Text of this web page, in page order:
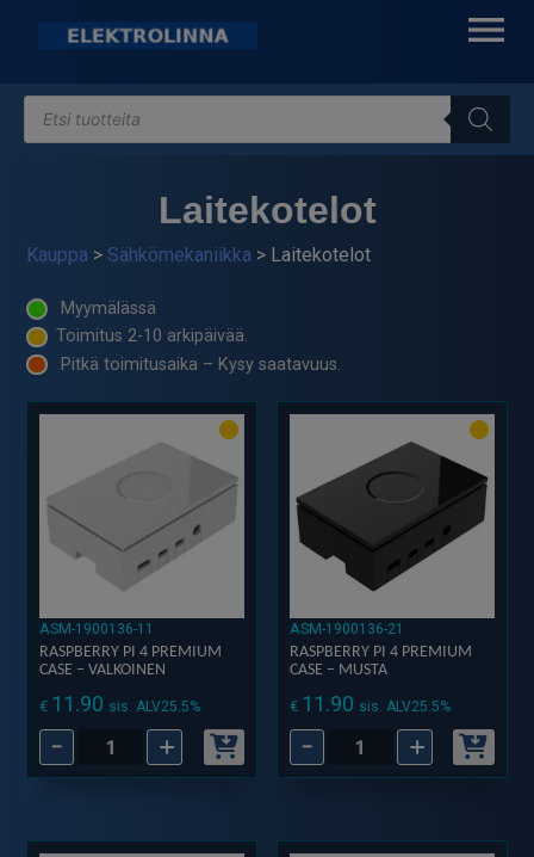
Elektrolinna Oy
Verkkokauppa
Products
search
Laitekotelot
Kauppa > Sähkömekaniikka > Laitekotelot
Myymälässä
Toimitus 2-10 arkipäivää.
Pitkä toimitusaika – Kysy saatavuus.
ASM-1900136-11
RASPBERRY PI 4 PREMIUM
CASE – VALKOINEN
€ 11.90 sis. ALV25.5%
-
Raspberry
Pi
Premium
+
ASM-1900136-21
RASPBERRY PI 4 PREMIUM
CASE – MUSTA
€ 11.90 sis. ALV25.5%
-
Raspberry
Pi
Premium
+